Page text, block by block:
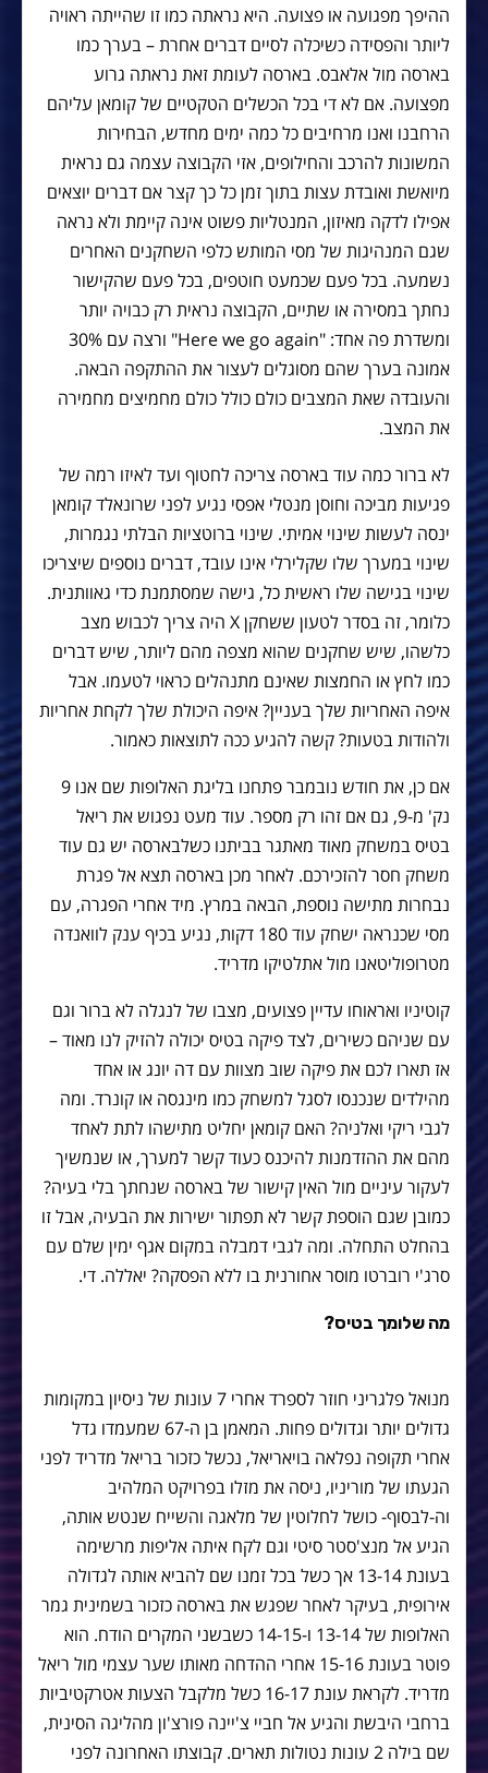
ההיפך מפגועה או פצועה. היא נראתה כמו זו שהייתה ראויה
ליותר והפסידה כשיכלה לסיים דברים אחרת – בערך כמו
בארסה מול אלאבס. בארסה לעומת זאת נראתה גרוע
מפצועה. אם לא די בכל הכשלים הטקטיים של קומאן עליהם
הרחבנו ואנו מרחיבים כל כמה ימים מחדש, הבחירות
המשונות להרכב והחילופים, אזי הקבוצה עצמה גם נראית
מיואשת ואובדת עצות בתוך זמן כל כך קצר אם דברים יוצאים
אפילו לדקה מאיזון, המנטליות פשוט אינה קיימת ולא נראה
שגם המנהיגות של מסי המותש כלפי השחקנים האחרים
נשמעה. בכל פעם שכמעט חוטפים, בכל פעם שהקישור
נחתך במסירה או שתיים, הקבוצה נראית רק כבויה יותר
ומשדרת פה אחד: "Here we go again" ורצה עם 30%
אמונה בערך שהם מסוגלים לעצור את ההתקפה הבאה.
והעובדה שאת המצבים כולם כולל כולם מחמיצים מחמירה
את המצב.
לא ברור כמה עוד בארסה צריכה לחטוף ועד לאיזו רמה של
פגיעות מביכה וחוסן מנטלי אפסי נגיע לפני שרונאלד קומאן
ינסה לעשות שינוי אמיתי. שינוי ברוטציות הבלתי נגמרות,
שינוי במערך שלו שקלירלי אינו עובד, דברים נוספים שיצריכו
שינוי בגישה שלו ראשית כל, גישה שמסתמנת כדי גאוותנית.
כלומר, זה בסדר לטעון ששחקן X היה צריך לכבוש מצב
כלשהו, שיש שחקנים שהוא מצפה מהם ליותר, שיש דברים
כמו לחץ או החמצות שאינם מתנהלים כראוי לטעמו. אבל
איפה האחריות שלך בעניין? איפה היכולת שלך לקחת אחריות
ולהודות בטעות? קשה להגיע ככה לתוצאות כאמור.
אם כן, את חודש נובמבר פתחנו בליגת האלופות שם אנו 9
נק' מ-9, גם אם זהו רק מספר. עוד מעט נפגוש את ריאל
בטיס במשחק מאוד מאתגר בביתנו כשלבארסה יש גם עוד
משחק חסר להזכירכם. לאחר מכן בארסה תצא אל פגרת
נבחרות מתישה נוספת, הבאה במרץ. מיד אחרי הפגרה, עם
מסי שכנראה ישחק עוד 180 דקות, נגיע בכיף ענק לוואנדה
מטרופוליטאנו מול אתלטיקו מדריד.
קוטיניו ואראוחו עדיין פצועים, מצבו של לנגלה לא ברור וגם
עם שניהם כשירים, לצד פיקה בטיס יכולה להזיק לנו מאוד –
אז תארו לכם את פיקה שוב מצוות עם דה יונג או אחד
מהילדים שנכנסו לסגל למשחק כמו מינגסה או קונרד. ומה
לגבי ריקי ואלניה? האם קומאן יחליט מתישהו לתת לאחד
מהם את ההזדמנות להיכנס כעוד קשר למערך, או שנמשיך
לעקור עיניים מול האין קישור של בארסה שנחתך בלי בעיה?
כמובן שגם הוספת קשר לא תפתור ישירות את הבעיה, אבל זו
בהחלט התחלה. ומה לגבי דמבלה במקום אגף ימין שלם עם
סרג'י רוברטו מוסר אחורנית בו ללא הפסקה? יאללה. די.
מה שלומך בטיס?
מנואל פלגריני חוזר לספרד אחרי 7 עונות של ניסיון במקומות
גדולים יותר וגדולים פחות. המאמן בן ה-67 שמעמדו גדל
אחרי תקופה נפלאה בויאריאל, נכשל כזכור בריאל מדריד לפני
הגעתו של מוריניו, ניסה את מזלו בפרויקט המלהיב
וה-לבסוף- כושל לחלוטין של מלאגה והשייח שנטש אותה,
הגיע אל מנצ'סטר סיטי וגם לקח איתה אליפות מרשימה
בעונת 13-14 אך כשל בכל זמנו שם להביא אותה לגדולה
אירופית, בעיקר לאחר שפגש את בארסה כזכור בשמינית גמר
האלופות של 13-14 ו-14-15 כשבשני המקרים הודח. הוא
פוטר בעונת 15-16 אחרי ההדחה מאותו שער עצמי מול ריאל
מדריד. לקראת עונת 16-17 כשל מלקבל הצעות אטרקטיביות
ברחבי היבשת והגיע אל חביי צ'יינה פורצ'ון מהליגה הסינית,
שם בילה 2 עונות נטולות תארים. קבוצתו האחרונה לפני